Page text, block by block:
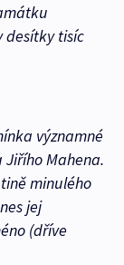
desítky tisíc
významné
Mahena.
minulého
jej
(dříve